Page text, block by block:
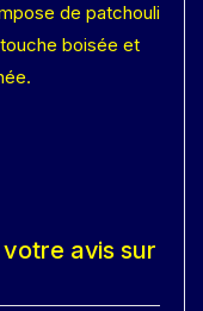
de patchouli
boisée et
avis sur